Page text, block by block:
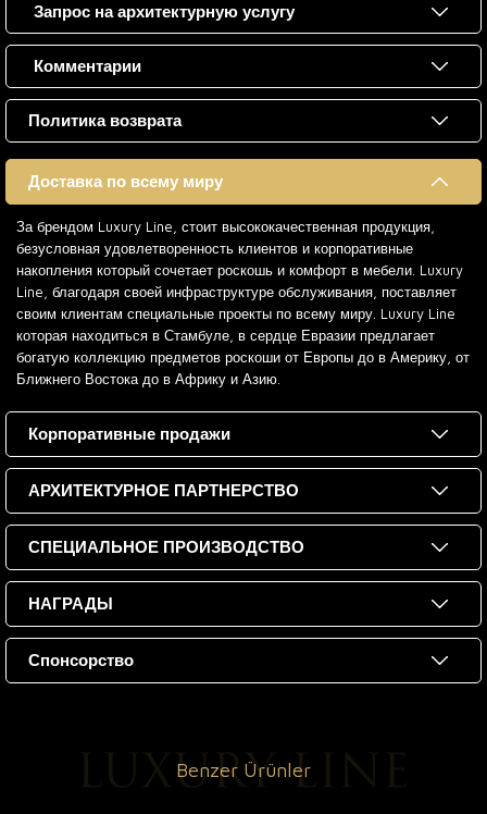
Запрос на архитектурную услугу
Комментарии
Политика возврата
Доставка по всему миру
За брендом Luxury Line, стоит высококачественная продукция,
безусловная удовлетворенность клиентов и корпоративные
накопления который сочетает роскошь и комфорт в мебели. Luxury
Line, благодаря своей инфраструктуре обслуживания, поставляет
своим клиентам специальные проекты по всему миру. Luxury Line
которая находиться в Стамбуле, в сердце Евразии предлагает
богатую коллекцию предметов роскоши от Европы до в Америку, от
Ближнего Востока до в Африку и Азию.
Корпоративные продажи
АРХИТЕКТУРНОЕ ПАРТНЕРСТВО
СПЕЦИАЛЬНОЕ ПРОИЗВОДСТВО
НАГРАДЫ
Спонсорство
Benzer Ürünler